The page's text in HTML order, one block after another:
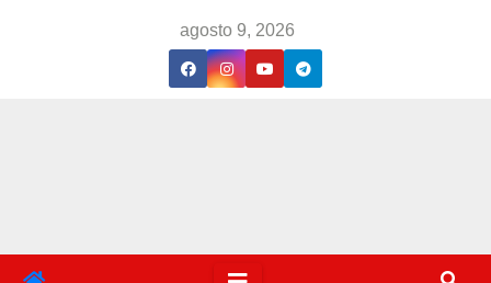
agosto 9, 2026